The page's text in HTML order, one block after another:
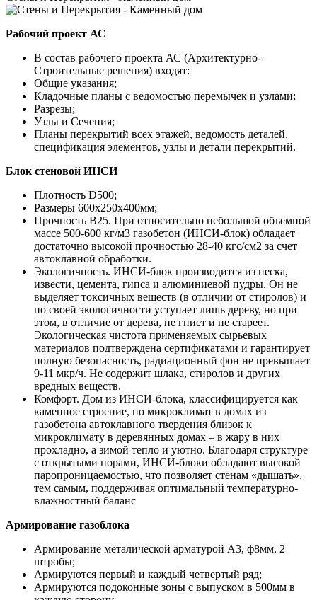
Рабочий проект АС
В состав рабочего проекта АС (Архитектурно-
Строительные решения) входят:
Общие указания;
Кладочные планы с ведомостью перемычек и узлами;
Разрезы;
Узлы и Сечения;
Планы перекрытий всех этажей, ведомость деталей,
спецификация элементов, узлы и детали перекрытий.
Блок стеновой ИНСИ
Плотность D500;
Размеры 600х250х400мм;
Прочность B25. При относительно небольшой объемной
массе 500-600 кг/м3 газобетон (ИНСИ-блок) обладает
достаточно высокой прочностью 28-40 кгс/см2 за счет
автоклавной обработки.
Экологичность. ИНСИ-блок производится из песка,
извести, цемента, гипса и алюминиевой пудры. Он не
выделяет токсичных веществ (в отличии от стиролов) и
по своей экологичности уступает лишь дереву, но при
этом, в отличие от дерева, не гниет и не стареет.
Экологическая чистота применяемых сырьевых
материалов подтверждена сертификатами и гарантирует
полную безопасность, радиационный фон не превышает
9-11 мкр/ч. Не содержит шлака, стиролов и других
вредных веществ.
Комфорт. Дом из ИНСИ-блока, классифицируется как
каменное строение, но микроклимат в домах из
газобетона автоклавного твердения близок к
микроклимату в деревянных домах – в жару в них
прохладно, а зимой тепло и уютно. Благодаря структуре
с открытыми порами, ИНСИ-блоки обладают высокой
паропроницаемостью, что позволяет стенам «дышать»,
тем самым, поддерживая оптимальный температурно-
влажностный баланс
Армирование газоблока
Армирование металической арматурой А3, ф8мм, 2
штробы;
Армируются первый и каждый четвертый ряд;
Армируются подоконные зоны с выпуском в 500мм в